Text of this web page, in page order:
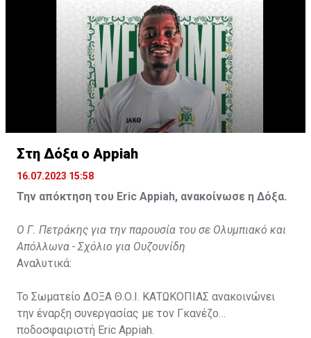
Στη Δόξα ο Appiah
16.07.2023 15:58
Την απόκτηση του Eric Appiah, ανακοίνωσε η Δόξα.
Ο Γ. Πετράκης για την παρουσία του σε Ολυμπιακό και
Απόλλωνα - Σχόλιο για Ουζουνίδη
Αναλυτικά:
Το Σωματείο ΔΟΞΑ Θ.Ο.Ι. ΚΑΤΩΚΟΠΙΑΣ ανακοινώνει
την έναρξη συνεργασίας με τον Γκανέζο
ποδοσφαιριστή Eric Appiah.